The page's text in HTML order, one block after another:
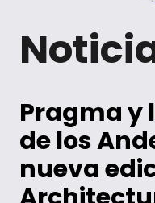
Pragma y
de los
nueva